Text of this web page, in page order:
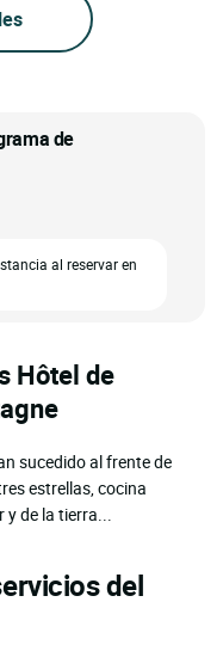
de
al reservar en
Hôtel de
sucedido al frente de
estrellas, cocina
de la tierra...
del